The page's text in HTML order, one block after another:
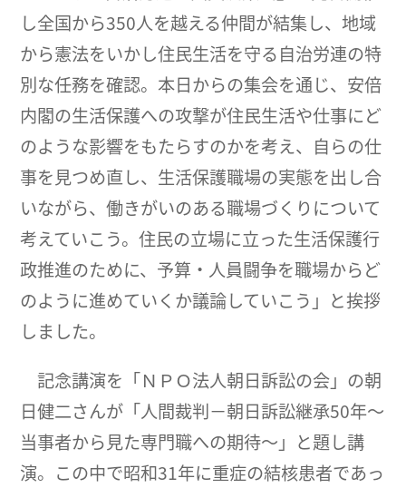
し全国から350人を越える仲間が結集し、地域
から憲法をいかし住民生活を守る自治労連の特
別な任務を確認。本日からの集会を通じ、安倍
内閣の生活保護への攻撃が住民生活や仕事にど
のような影響をもたらすのかを考え、自らの仕
事を見つめ直し、生活保護職場の実態を出し合
いながら、働きがいのある職場づくりについて
考えていこう。住民の立場に立った生活保護行
政推進のために、予算・人員闘争を職場からど
のように進めていくか議論していこう」と挨拶
しました。
記念講演を「ＮＰＯ法人朝日訴訟の会」の朝
日健二さんが「人間裁判－朝日訴訟継承50年～
当事者から見た専門職への期待～」と題し講
演。この中で昭和31年に重症の結核患者であっ